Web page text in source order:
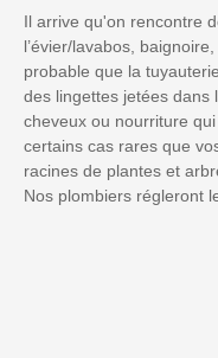
Il arrive qu'on rencontre
l’évier/lavabos,
probable que la
des lingettes jetées dans
cheveux ou nourriture
certains cas rares que
racines de plantes et
Nos plombiers régleront